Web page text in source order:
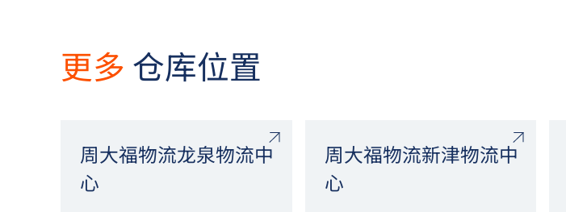
更多 仓库位置
周大福物流龙泉物流中
心
周大福物流新津物流中
心